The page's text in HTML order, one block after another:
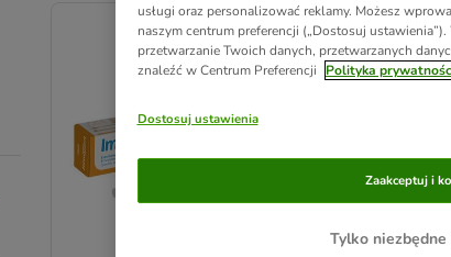
usługi oraz personalizować reklamy. Możesz
naszym centrum preferencji („Dostosuj
przetwarzanie Twoich danych, przetwarzanych
znaleźć w Centrum Preferencji
Polityka
Dostosuj ustawienia
Tylko
Zaakceptuj i